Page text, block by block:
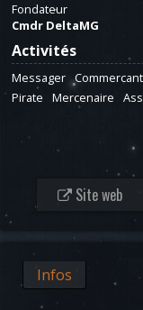
Fondateur
Cmdr DeltaMG
Activités
Messager Commercant
Pirate
Mercenaire
Site web
Infos